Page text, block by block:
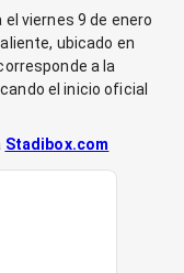
viernes 9 de enero
ubicado en
a la
el inicio oficial
Stadibox.com